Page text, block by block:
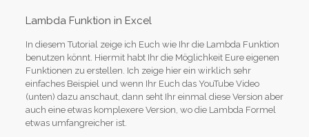
Lambda Funktion in Excel
In diesem Tutorial zeige ich Euch wie Ihr die Lambda Funktion
benutzen könnt. Hiermit habt Ihr die Möglichkeit Eure eigenen
Funktionen zu erstellen. Ich zeige hier ein wirklich sehr
einfaches Beispiel und wenn Ihr Euch das YouTube Video
(unten) dazu anschaut, dann seht Ihr einmal diese Version aber
auch eine etwas komplexere Version, wo die Lambda Formel
etwas umfangreicher ist.